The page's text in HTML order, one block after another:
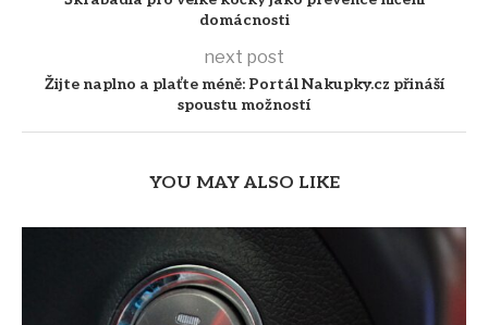
domácnosti
next post
Žijte naplno a plaťte méně: Portál Nakupky.cz přináší
spoustu možností
YOU MAY ALSO LIKE